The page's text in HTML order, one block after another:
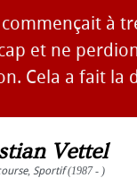
à
et ne
Cela a fait la
Vettel
, Sportif(1987 - )